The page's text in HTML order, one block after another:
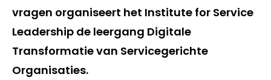
vragen organiseert het Institute for Service
Leadership de leergang Digitale
Transformatie van Servicegerichte
Organisaties.